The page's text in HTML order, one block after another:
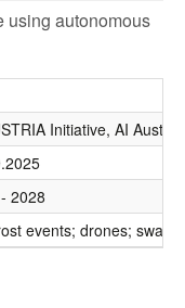
using autonomous
Initiative, AI
2028
events; drones;